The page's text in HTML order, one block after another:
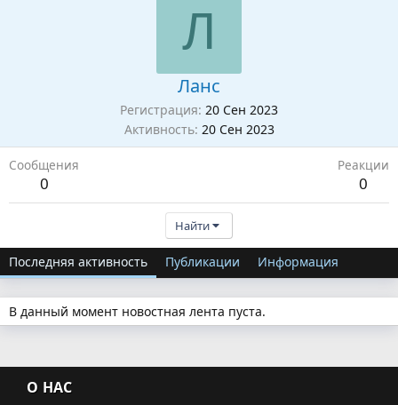
Л
Ланс
Регистрация 20 Сен 2023
Активность 20 Сен 2023
Сообщения
0
Реакции
0
Найти
Последняя активность Публикации Информация
В данный момент новостная лента пуста.
О НАС